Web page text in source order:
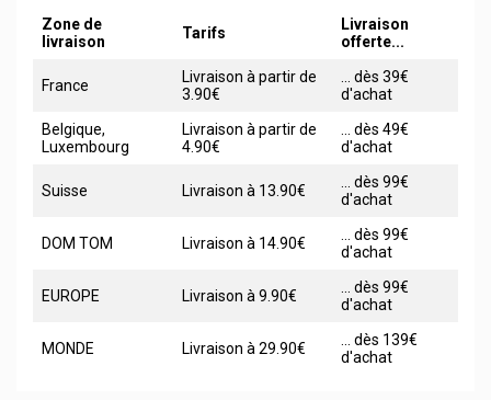
Zone de
livraison
Tarifs
Livraison
offerte...
France
Livraison à partir de
3.90€
... dès 39€
d'achat
Belgique,
Luxembourg
Livraison à partir de
4.90€
... dès 49€
d'achat
Suisse Livraison à 13.90€
... dès 99€
d'achat
DOM TOM Livraison à 14.90€
... dès 99€
d'achat
EUROPE Livraison à 9.90€
... dès 99€
d'achat
MONDE Livraison à 29.90€
... dès 139€
d'achat